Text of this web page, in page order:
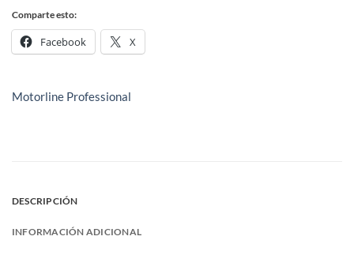
Comparte esto:
Facebook X
Motorline Professional
DESCRIPCIÓN
INFORMACIÓN ADICIONAL